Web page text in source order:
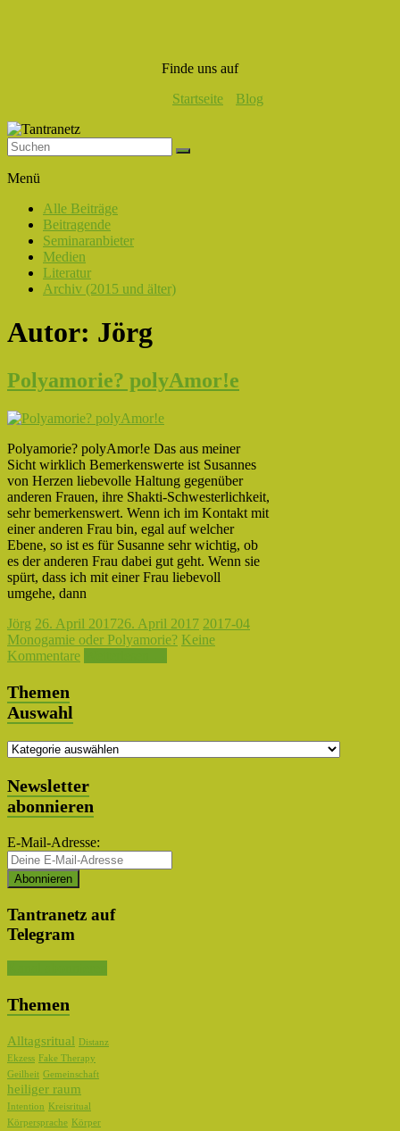
Finde uns auf
Startseite
Blog
Liebe,
Eros
Tantra
Menü
Alle Beiträge
Beitragende
Seminaranbieter
Medien
Literatur
Archiv (2015 und älter)
Autor: Jörg
Polyamorie? polyAmor!e
Polyamorie? polyAmor!e Das aus meiner
Sicht wirklich Bemerkenswerte ist Susannes
von Herzen liebevolle Haltung gegenüber
anderen Frauen, ihre Shakti-Schwesterlichkeit,
sehr bemerkenswert. Wenn ich im Kontakt mit
einer anderen Frau bin, egal auf welcher
Ebene, so ist es für Susanne sehr wichtig, ob
es der anderen Frau dabei gut geht. Wenn sie
spürt, dass ich mit einer Frau liebevoll
umgehe, dann
Jörg 26. April 201726. April 2017 2017-04
Monogamie oder Polyamorie? Keine
Kommentare
Themen
Auswahl
Themen
Newsletter
abonnieren
E-Mail-Adresse:
Tantranetz auf
Telegram
Themen
Alltagsritual Distanz
Ekzess Fake Therapy
Geilheit Gemeinschaft
heiliger raum
Intention
Kreisritual
Körpersprache Körper